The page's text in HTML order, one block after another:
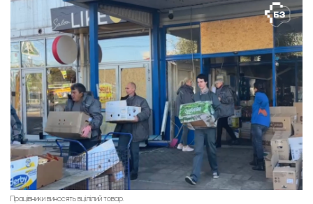
Працівники виносять вцілілий товар.